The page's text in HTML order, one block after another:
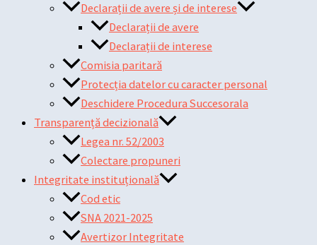
Declarații de avere și de interese
Declarații de avere
Declarații de interese
Comisia paritară
Protecția datelor cu caracter personal
Deschidere Procedura Succesorala
Transparență decizională
Legea nr. 52/2003
Colectare propuneri
Integritate instituțională
Cod etic
SNA 2021-2025
Avertizor Integritate